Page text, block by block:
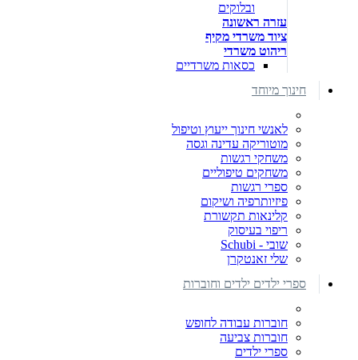
ובלוקים
עזרה ראשונה
ציוד משרדי מקיף
ריהוט משרדי
כסאות משרדיים
חינוך מיוחד
לאנשי חינוך ייעוץ וטיפול
מוטוריקה עדינה וגסה
משחקי רגשות
משחקים טיפוליים
ספרי רגשות
פיזיותרפיה ושיקום
קלינאות תקשורת
ריפוי בעיסוק
שובי - Schubi
שלי זאנטקרן
ספרי ילדים ילדים וחוברות
חוברות עבודה לחופש
חוברות צביעה
ספרי ילדים